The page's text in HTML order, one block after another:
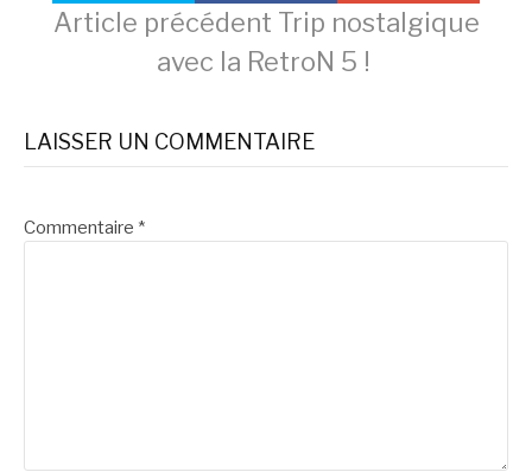
Lire
la
suite
Article précédent Trip nostalgique
avec la RetroN 5 !
LAISSER UN COMMENTAIRE
Commentaire *